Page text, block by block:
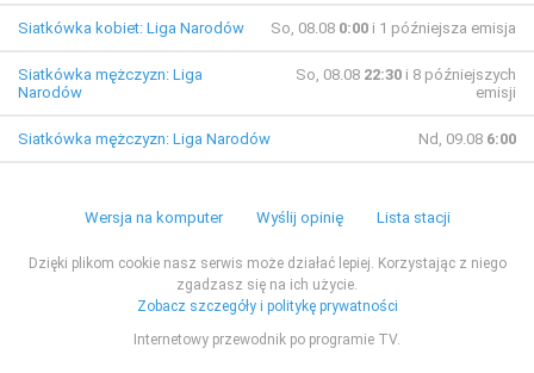
Siatkówka kobiet: Liga Narodów So, 08.08 0:00 i 1 późniejsza emisja
Siatkówka mężczyzn: Liga
Narodów
So, 08.08 22:30 i 8 późniejszych
emisji
Siatkówka mężczyzn: Liga Narodów Nd, 09.08 6:00
Wersja na komputer Wyślij opinię Lista stacji
Dzięki plikom cookie nasz serwis może działać lepiej. Korzystając z niego
zgadzasz się na ich użycie.
Zobacz szczegóły i politykę prywatności
Internetowy przewodnik po programie TV.